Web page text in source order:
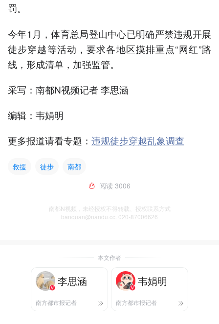
罚。
今年1月，体育总局登山中心已明确严禁违规开展
徒步穿越等活动，要求各地区摸排重点“网红”路
线，形成清单，加强监管。
采写：南都N视频记者 李思涵
编辑：韦娟明
更多报道请看专题： 违规徒步穿越乱象调查
救援 徒步
南都
阅读 3006
南都N视频，未经授权不得转载、授权联系方式
banquan@nandu.cc. 020-87006626
本文作者
李思涵
南方都市报记者
韦娟明
南方都市报记者